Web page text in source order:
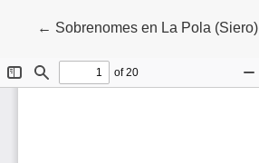
← Volver a los detalles del artículu
Sobrenomes en La Pola (Siero)